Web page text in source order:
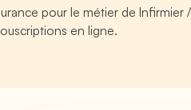
pour le métier de Infirmier
en ligne.